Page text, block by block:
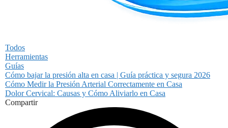
Todos
Herramientas
Guías
Cómo bajar la presión alta en casa | Guía práctica y segura 2026
Cómo Medir la Presión Arterial Correctamente en Casa
Dolor Cervical: Causas y Cómo Aliviarlo en Casa
Compartir